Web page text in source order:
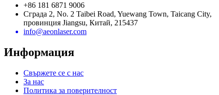
+86 181 6871 9006
Сграда 2, No. 2 Taibei Road, Yuewang Town, Taicang City,
провинция Jiangsu, Китай, 215437
info@aeonlaser.com
Информация
Свържете се с нас
За нас
Политика за поверителност